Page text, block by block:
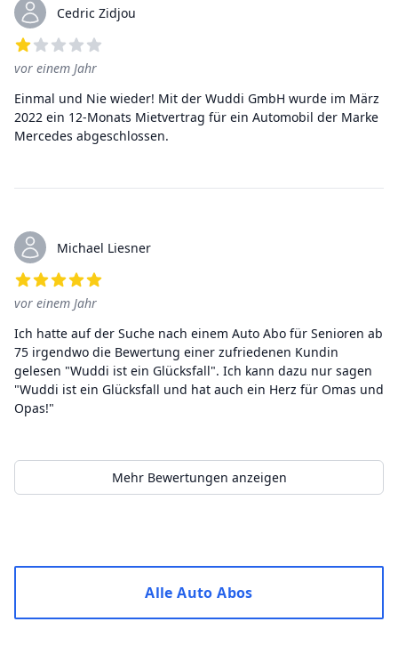
Cedric Zidjou
vor einem Jahr
Einmal und Nie wieder! Mit der Wuddi GmbH wurde im März
2022 ein 12-Monats Mietvertrag für ein Automobil der Marke
Mercedes abgeschlossen.
Michael Liesner
vor einem Jahr
Ich hatte auf der Suche nach einem Auto Abo für Senioren ab
75 irgendwo die Bewertung einer zufriedenen Kundin
gelesen "Wuddi ist ein Glücksfall". Ich kann dazu nur sagen
"Wuddi ist ein Glücksfall und hat auch ein Herz für Omas und
Opas!"
Mehr Bewertungen anzeigen
Alle Auto Abos